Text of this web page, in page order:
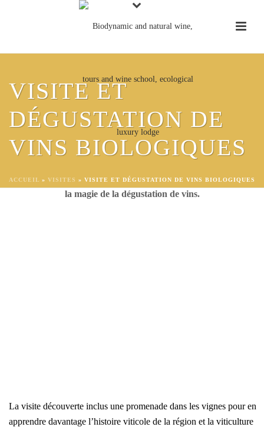
VISITE ET
DÉGUSTATION DE
VINS BIOLOGIQUES
ACCUEIL » VISITES » VISITE ET DÉGUSTATION DE VINS BIOLOGIQUES
VISITE D'UNE HEURE DANS
UN VIGNOBLE BIO
Visitez un magnifique vignoble biologique primé et découvrez
la magie de la dégustation de vins.
La visite découverte inclus une promenade dans les vignes pour en
apprendre davantage l’histoire viticole de la région et la viticulture